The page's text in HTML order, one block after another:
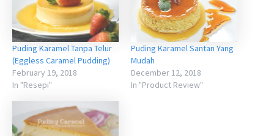
Puding Karamel Tanpa Telur
(Eggless Caramel Pudding)
February 19, 2018
In "Resepi"
Puding Karamel Santan Yang
Mudah
December 12, 2018
In "Product Review"